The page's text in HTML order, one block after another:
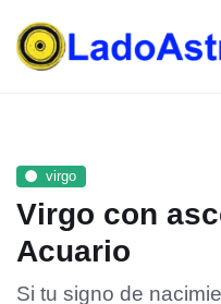
virgo
Virgo con
Acuario
Si tu signo de